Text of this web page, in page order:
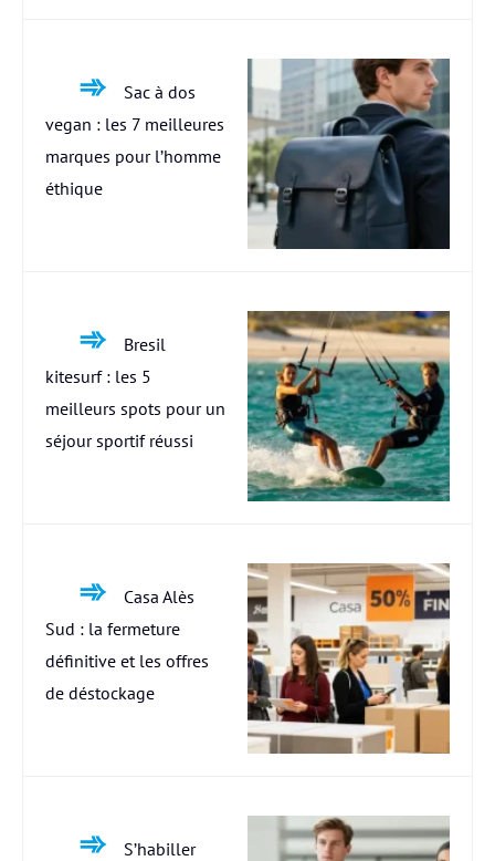
Sac à dos
vegan : les 7 meilleures
marques pour l’homme
éthique
Bresil
kitesurf : les 5
meilleurs spots pour un
séjour sportif réussi
Casa Alès
Sud : la fermeture
définitive et les offres
de déstockage
S’habiller